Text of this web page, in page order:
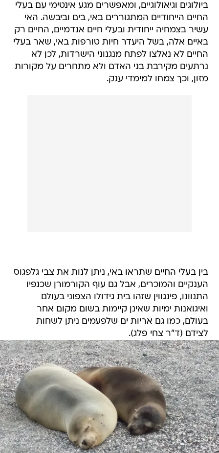
ביולוגים וגיאולוגיים, ומאפשרים מגע אינטימי עם בעלי
החיים הייחודיים המתגוררים באי, בים וביבשה. האי
עשיר בצמחיה ייחודית ובעלי חיים אנדמיים, החיים רק
באיים אלה, בשל היעדר חיות טורפות באי, שאר בעלי
החיים לא נאלצו לפתח מנגנוני הישרדות, לכן לא
נרתעים מקירבת בני האדם ולא מתחרים על מקורות
מזון, וכך צמחו למימדי ענק.
בין בעלי החיים שתראו באי, ניתן לנות את צבי גלפגוס
הענקיים והמוכרים, אבל גם עוף הקורמורן שכנפיו
התנוונו, פינגווין שזהו בית גידולו הצפוני בעולם
ואיגואנות ימיות שאינן קיימות בשום מקום אחר
בעולם, כמו גם אריות ים שלפעמים ניתן לשחות
לצידם (ד"ר צחי פלג).